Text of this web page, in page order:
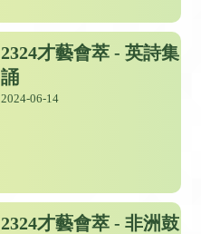
2324才藝會萃 - 英詩集
誦
2024-06-14
2324才藝會萃 - 非洲鼓